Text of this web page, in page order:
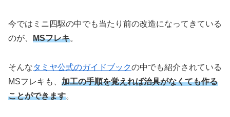
今ではミニ四駆の中でも当たり前の改造になってきている
のが、 MSフレキ。
そんなタミヤ公式のガイドブックの中でも紹介されている
MSフレキも、 加工の手順を覚えれば治具がなくても作る
ことができます。